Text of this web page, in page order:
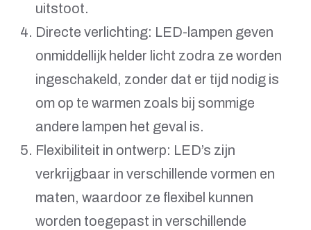
uitstoot.
Directe verlichting: LED-lampen geven
onmiddellijk helder licht zodra ze worden
ingeschakeld, zonder dat er tijd nodig is
om op te warmen zoals bij sommige
andere lampen het geval is.
Flexibiliteit in ontwerp: LED’s zijn
verkrijgbaar in verschillende vormen en
maten, waardoor ze flexibel kunnen
worden toegepast in verschillende